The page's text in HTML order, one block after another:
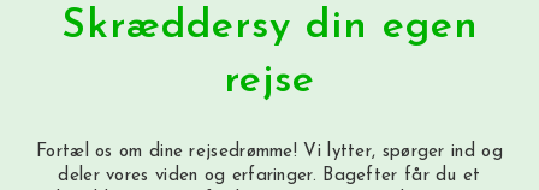
Skræddersy din egen
rejse
Fortæl os om dine rejsedrømme! Vi lytter, spørger ind og
deler vores viden og erfaringer. Bagefter får du et